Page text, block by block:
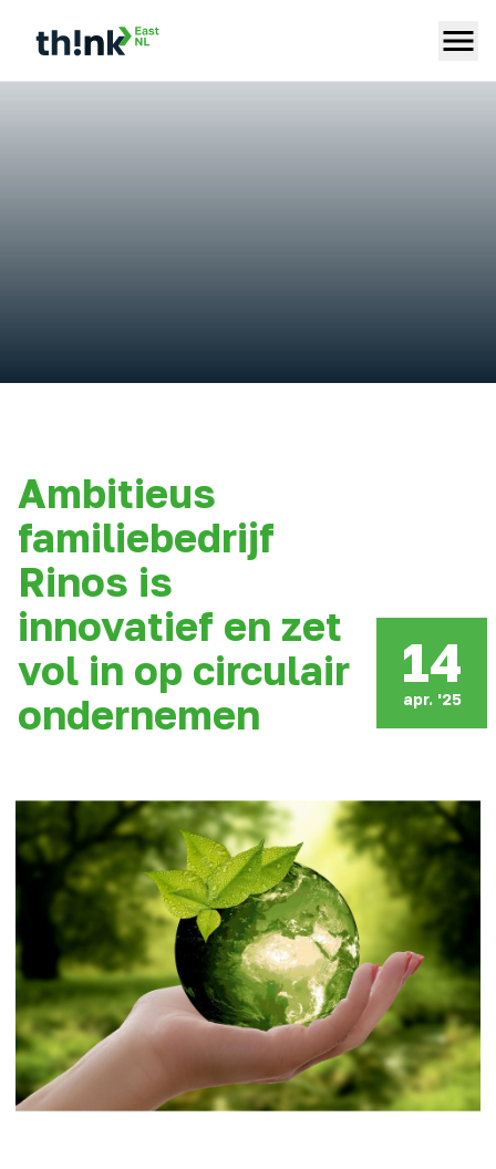
Ambitieus
familiebedrijf
Rinos is
innovatief en zet
vol in op circulair
ondernemen
14
apr. '25